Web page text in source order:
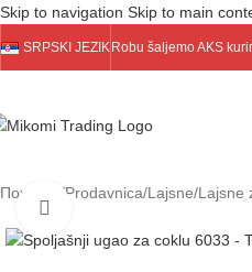
Skip to navigation Skip to main
SRPSKI JEZIK Robu šaljemoAKS
Почетна /Prodavnica/Lajsne/Lajsne